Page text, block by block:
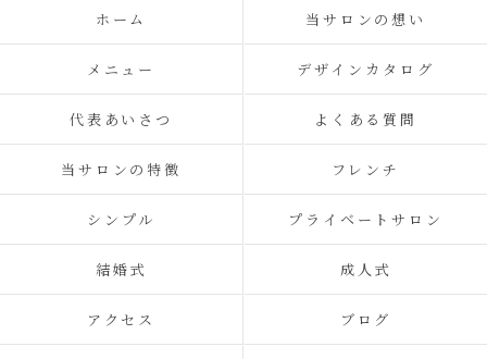
ホーム 当サロンの想い
メニュー デザインカタログ
代表あいさつ よくある質問
当サロンの特徴 フレンチ
シンプル プライベートサロン
結婚式 成人式
アクセス ブログ